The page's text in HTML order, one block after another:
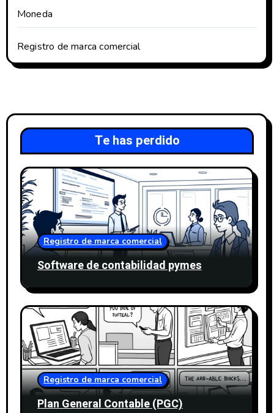
Moneda
Registro de marca comercial
Te has perdido
Registro de marca comercial
Software de contabilidad pymes
Registro de marca comercial
Plan General Contable (PGC)